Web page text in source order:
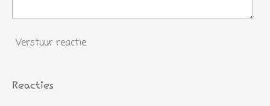
Verstuur reactie
Reacties